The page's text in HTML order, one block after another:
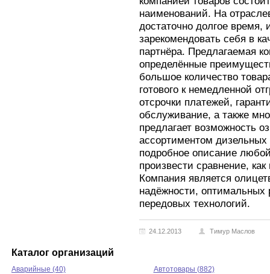
наименований. На
достаточно долгое время,
зарекомендовать себя в
партнёра. Предлагаемая
определённые
большое количество
готового к немедленной
отсрочки платежей,
обслуживание, а также
предлагает возможность
ассортиментом
подробное описание
произвести сравнение,
Компания является
надёжности, оптимальных
передовых технологий.
24.12.2013 Тимур Маслов
Каталог организаций
Аварийные (40)
Автотовары (882)